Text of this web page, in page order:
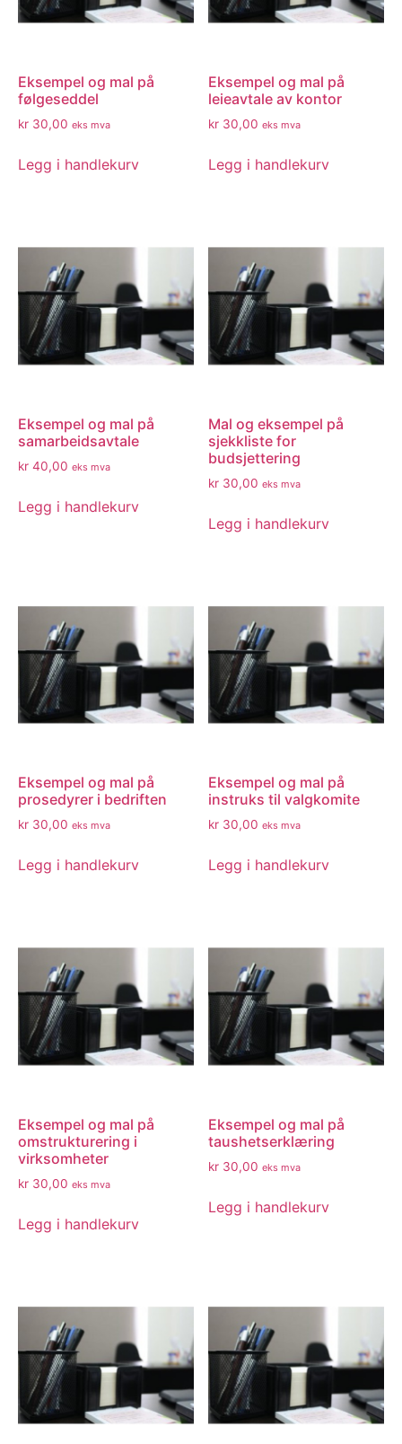
Eksempel og mal på
følgeseddel
kr 30,00 eks mva
Legg i handlekurv
Eksempel og mal på
leieavtale av kontor
kr 30,00 eks mva
Legg i handlekurv
Eksempel og mal på
samarbeidsavtale
kr 40,00 eks mva
Legg i handlekurv
Mal og eksempel på
sjekkliste for
budsjettering
kr 30,00 eks mva
Legg i handlekurv
Eksempel og mal på
prosedyrer i bedriften
kr 30,00 eks mva
Legg i handlekurv
Eksempel og mal på
instruks til valgkomite
kr 30,00 eks mva
Legg i handlekurv
Eksempel og mal på
omstrukturering i
virksomheter
kr 30,00 eks mva
Legg i handlekurv
Eksempel og mal på
taushetserklæring
kr 30,00 eks mva
Legg i handlekurv